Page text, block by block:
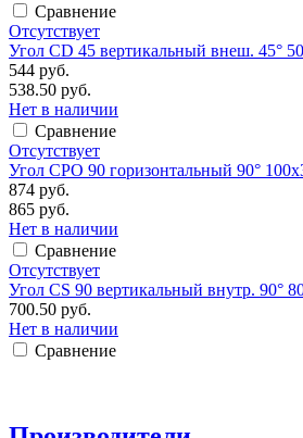
Сравнение
Отсутствует
Угол CD 45 вертикальный внеш. 45°
544 руб.
538.50 руб.
Нет в наличии
Сравнение
Отсутствует
Угол CPO 90 горизонтальный 90°
874 руб.
865 руб.
Нет в наличии
Сравнение
Отсутствует
Угол CS 90 вертикальный внутр. 90°
700.50 руб.
Нет в наличии
Сравнение